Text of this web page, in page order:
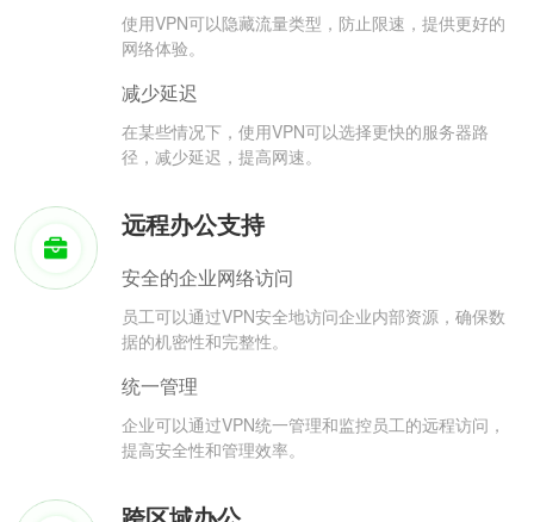
使用VPN可以隐藏流量类型，防止限速，提供更好的
网络体验。
减少延迟
在某些情况下，使用VPN可以选择更快的服务器路
径，减少延迟，提高网速。
远程办公支持
安全的企业网络访问
员工可以通过VPN安全地访问企业内部资源，确保数
据的机密性和完整性。
统一管理
企业可以通过VPN统一管理和监控员工的远程访问，
提高安全性和管理效率。